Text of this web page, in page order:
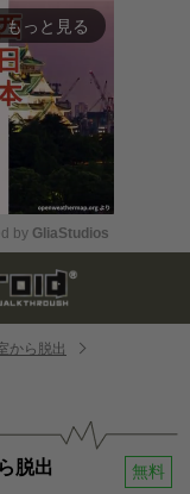
もっと見る
Mute
by GliaStudios
から脱出
脱出 無料